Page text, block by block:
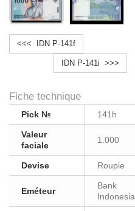
<<< IDN P-141f
IDN P-141i >>>
Fiche technique
Pick № 141h
Valeur
faciale
1.000
Devise Roupie
Eméteur
Bank
Indonesia